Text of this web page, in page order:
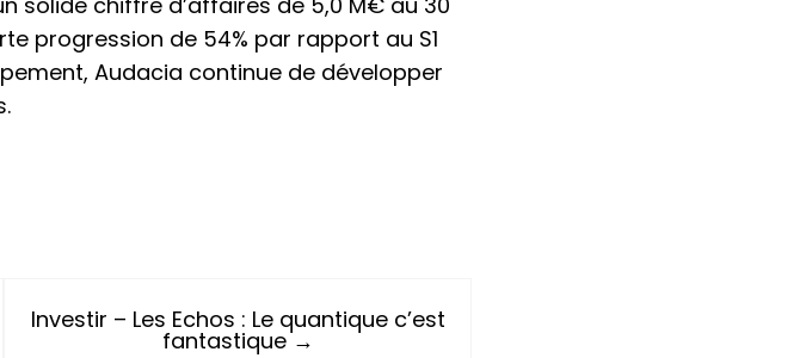
solide chiffre d’affaires de 5,0 M€ au 30
progression de 54% par rapport au S1
Audacia continue de développer
Investir – Les Echos : Le quantique c’est
fantastique →